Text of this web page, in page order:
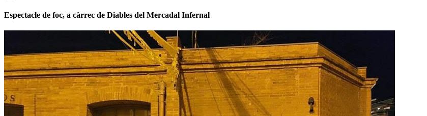
Espectacle de foc, a càrrec de Diables del Mercadal Infernal